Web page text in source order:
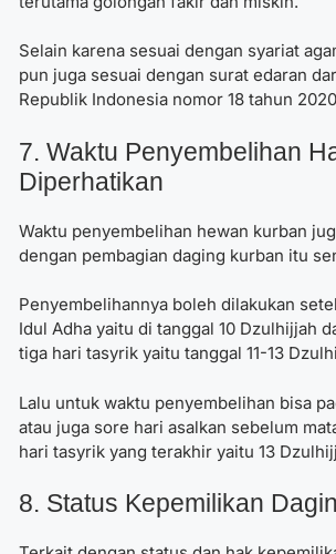
Selain karena sesuai dengan syariat
pun juga sesuai dengan surat edaran
Republik Indonesia nomor 18 tahun
7. Waktu Penyembelihan
Diperhatikan
Waktu penyembelihan hewan kurban
dengan pembagian daging kurban itu
Penyembelihannya boleh dilakukan
Idul Adha yaitu di tanggal 10 Dzulhijjah
tiga hari tasyrik yaitu tanggal 11-13
Lalu untuk waktu penyembelihan bisa
atau juga sore hari asalkan sebelum
hari tasyrik yang terakhir yaitu 13
8. Status Kepemilikan